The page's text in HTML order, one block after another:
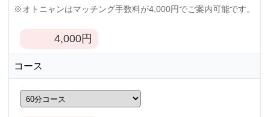
※オトニャンはマッチング手数料が4,000円でご案内可能です。
4,000円
コース